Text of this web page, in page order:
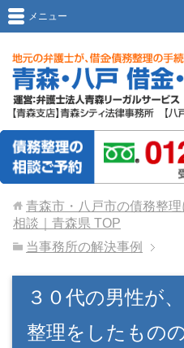
メニュー
青森市・八戸市の債務整
相談｜青森県 TOP
当事務所の解決事例
３０代の男性が
整理をしたもの